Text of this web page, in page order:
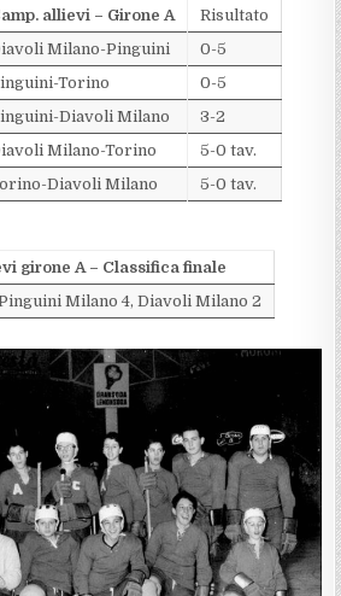
allievi – Girone A
Risultato
Milano-Pinguini
0-5
Torino
0-5
Diavoli Milano
3-2
Milano-Torino
5-0 tav.
Diavoli Milano
5-0 tav.
girone A – Classifica finale
Milano 4, Diavoli Milano 2